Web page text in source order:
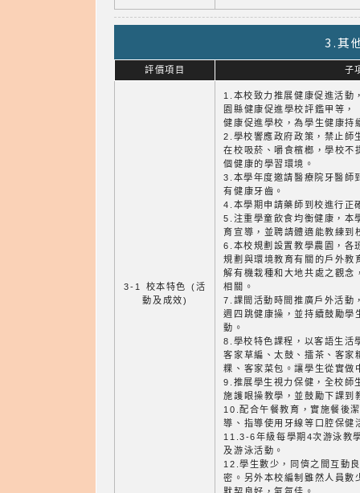
3.其
評價項目 子
3-1 校本特色 (活
動及成效)
1.本校致力推展健康促進活動
園縣健康促進學校評鑑甲等，
健康促進學校，為學生健康持
2.學校響應政府政策，禁止師
在校吸菸、嚼食檳榔，學校不
個健康的學習環境。
3.本學年度邀請醫療院牙醫師
有健康牙齒。
4.本學期申請藥師到校進行正
5.注重學童飲食均衡健康，本
育宣導，並聘請體適能教練到
6.本校規劃設置教學農園，各
規劃與環境教育有關的戶外教
解有機栽種和大地共處之觀念
相關。
7.課間活動時間推廣戶外活動
週四跳健康操，並持續鼓勵學
動。
8.學校特色課程，以客語生活
客家草編、太鼓、擂茶、客家
粿、客家菜包。讓學生從實做
9.推展學生視力保健，全校師
施護眼操教學，並鼓勵下課到
10.配合午餐教育，實施餐後
導、指導使用牙線等口腔保健
11.3-6年級每學期4次游泳教
及游泳活動。
12.學生數少，同儕之間互動
密。另外本校編制雖然人員數